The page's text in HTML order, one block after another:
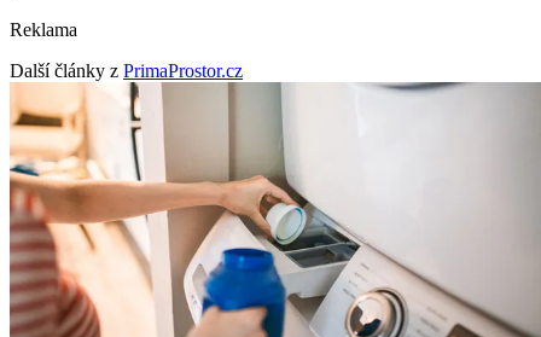
Reklama
Další články z PrimaProstor.cz